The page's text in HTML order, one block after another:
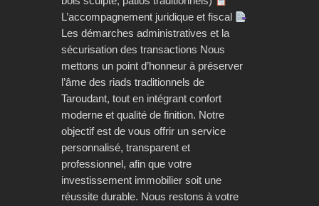
L’accompagnement juridique et fiscal
Les démarches administratives et la
sécurisation des transactions Nous
mettons un point d’honneur à préserver
l’âme des riads traditionnels de
Taroudant, tout en intégrant confort
moderne et qualité de finition. Notre
objectif est de vous offrir un service
personnalisé, transparent et
professionnel, afin que votre
investissement immobilier soit une
réussite durable. Nous restons à votre